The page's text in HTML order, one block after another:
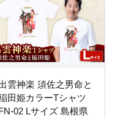
雲神楽 須佐之男命と
田姫カラーTシャツ
02 Lサイズ 島根県